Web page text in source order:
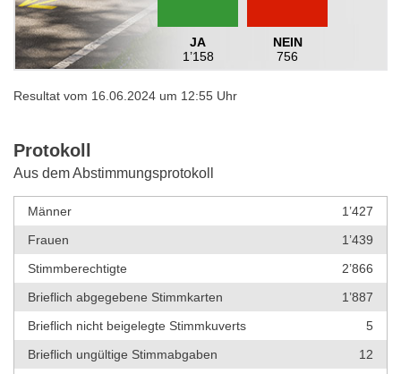
JA
1’158
NEIN
756
Resultat vom 16.06.2024 um 12:55 Uhr
Protokoll
Aus dem Abstimmungsprotokoll
Männer
1’427
Frauen
1’439
Stimmberechtigte
2’866
Brieflich abgegebene Stimmkarten
1’887
Brieflich nicht beigelegte Stimmkuverts
5
Brieflich ungültige Stimmabgaben
12